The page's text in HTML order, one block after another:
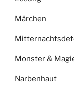
Märchen
Monster &
Narbenhaut